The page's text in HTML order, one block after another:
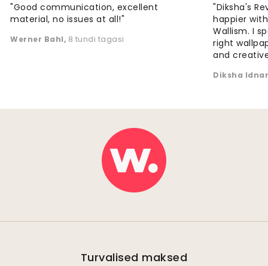
"Good communication, excellent
material, no issues at all!"
Werner Bahl, 8 tundi tagasi
"Diksha's
happier
Wallism. I
right
and
Diksha
Turvalised maksed